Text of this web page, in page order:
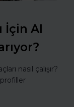
İçin AI
nasıl çalışır?